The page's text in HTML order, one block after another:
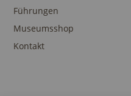
Führungen
Museumsshop
Kontakt